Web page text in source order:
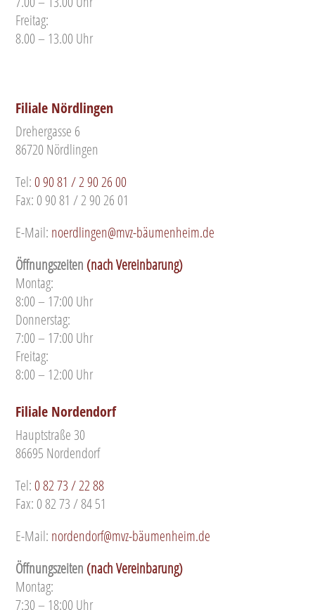
Freitag:
8.00 – 13.00 Uhr
Filiale Nördlingen
Drehergasse 6
86720 Nördlingen
Tel:0 90 81 / 2 90 26 00
Fax: 0 90 81 / 2 90 26 01
E-Mail: noerdlingen@mvz-bäumenheim.de
Öffnungszeiten (nach Vereinbarung)
Montag:
8:00 – 17:00 Uhr
Donnerstag:
7:00 – 17:00 Uhr
Freitag:
8:00 – 12:00 Uhr
Filiale Nordendorf
Hauptstraße 30
86695 Nordendorf
Tel:0 82 73 / 22 88
Fax: 0 82 73 / 84 51
E-Mail: nordendorf@mvz-bäumenheim.de
Öffnungszeiten (nach Vereinbarung)
Montag:
7:30 – 18:00 Uhr